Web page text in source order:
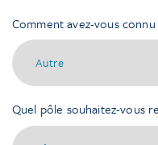
Comment avez-vous
Quel pôle souhaitez-vous